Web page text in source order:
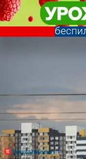
В
Общество В
Общество
по
валют